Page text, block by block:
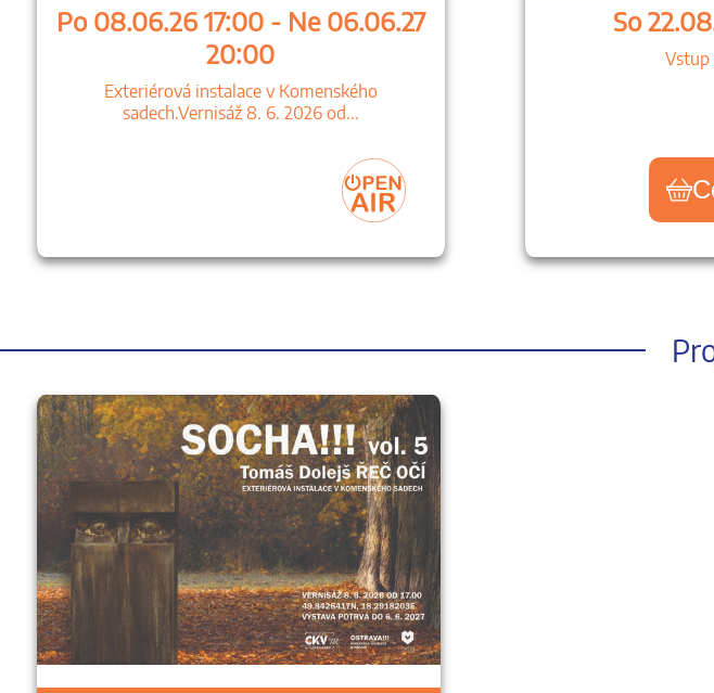
Po 08.06.26 17:00 - Ne 06.06.27
20:00
Exteriérová instalace v Komenského
sadech.Vernisáž 8. 6. 2026 od...
So